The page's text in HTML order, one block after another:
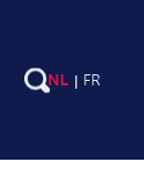
NL FR